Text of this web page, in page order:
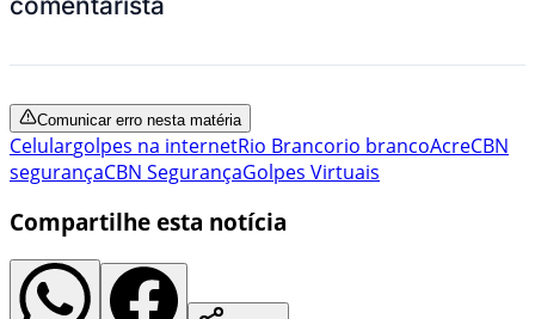
Comunicar erro nesta matéria
Celulargolpes na internetRio Brancorio brancoAcreCBN
segurançaCBN SegurançaGolpes Virtuais
Compartilhe esta notícia